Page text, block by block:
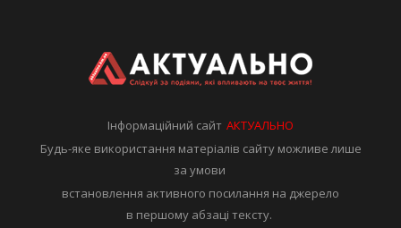
Інформаційний сайтАКТУАЛЬНО
Будь-яке використання матеріалів сайту можливе лише
за умови
встановлення активного посилання на джерело
в першому абзаці тексту.